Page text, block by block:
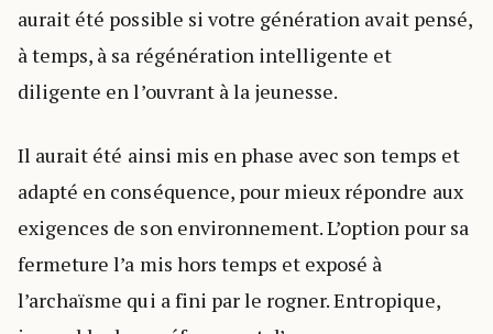
aurait été possible si votre génération avait pensé,
à temps, à sa régénération intelligente et
diligente en l’ouvrant à la jeunesse.
Il aurait été ainsi mis en phase avec son temps et
adapté en conséquence, pour mieux répondre aux
exigences de son environnement. L’option pour sa
fermeture l’a mis hors temps et exposé à
l’archaïsme qui a fini par le rogner. Entropique,